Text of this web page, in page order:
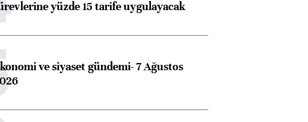
yüzde 15 tarife uygulayacak
ve siyaset gündemi- 7 Ağustos